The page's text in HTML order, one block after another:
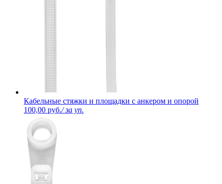
Кабельные стяжки и площадки с анкером и опорой
100,00 руб./ за уп.